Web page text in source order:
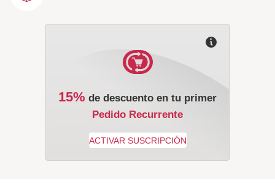
15% de descuento en tu primer
Pedido Recurrente